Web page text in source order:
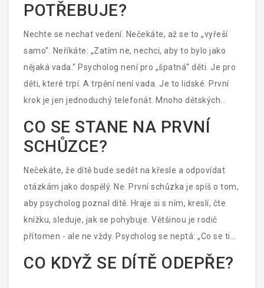
pomůže zjistit, kde se to začalo - a jak dítěti vrátit jeho
POTŘEBUJE?
Nechte se nechat vedení. Nečekáte, až se to „vyřeší
samo“. Neříkáte: „Zatím ne, nechci, aby to bylo jako
nějaká vada.“ Psycholog není pro „špatná“ děti. Je pro
děti, které trpí. A trpění není vada. Je to lidské. První
krok je jen jednoduchý telefonát. Mnoho dětských
psychologů nabízí první schůzku zdarma nebo za
symbolickou cenu. Můžete jít i jen tak - pro sebe, pro
pochopení. Necháte dítě sám? Ne. Ale necháte ho s
někým, kdo ví, jak slyšet to, co neříká.
CO SE STANE NA PRVNÍ
SCHŮZCE?
Nečekáte, že dítě bude sedět na křesle a odpovídat
otázkám jako dospělý. Ne. První schůzka je spíš o tom,
aby psycholog poznal dítě. Hraje si s ním, kreslí, čte
knížku, sleduje, jak se pohybuje. Většinou je rodič
přítomen - ale ne vždy. Psycholog se neptá: „Co se ti
stalo?“ Ptá se: „Co ti dělá těžké?“ A pak čeká. Dítě si
vybere, kdy a jak to řekne. A to je právě to, co
CO KDYŽ SE DÍTĚ ODEPŘE?